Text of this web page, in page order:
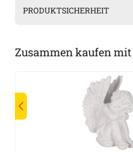
PRODUKTSICHERHEIT
Zusammen kaufen mit